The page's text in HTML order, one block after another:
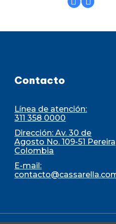
Contacto
Línea de atención:
311 358 0000
Dirección: Av. 30 de
Agosto No. 109-51
Colombia
E-mail: